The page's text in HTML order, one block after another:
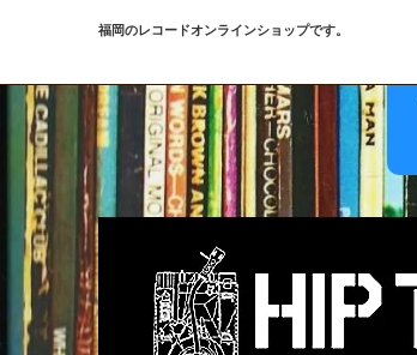
福岡のレコードオンラインショップです。